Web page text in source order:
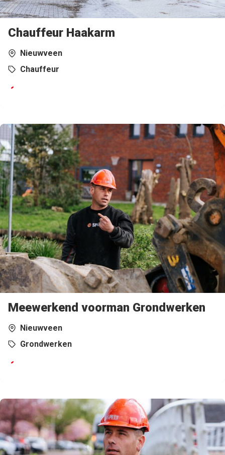
Chauffeur Haakarm
Nieuwveen
Chauffeur
Meewerkend voorman Grondwerken
Nieuwveen
Grondwerken